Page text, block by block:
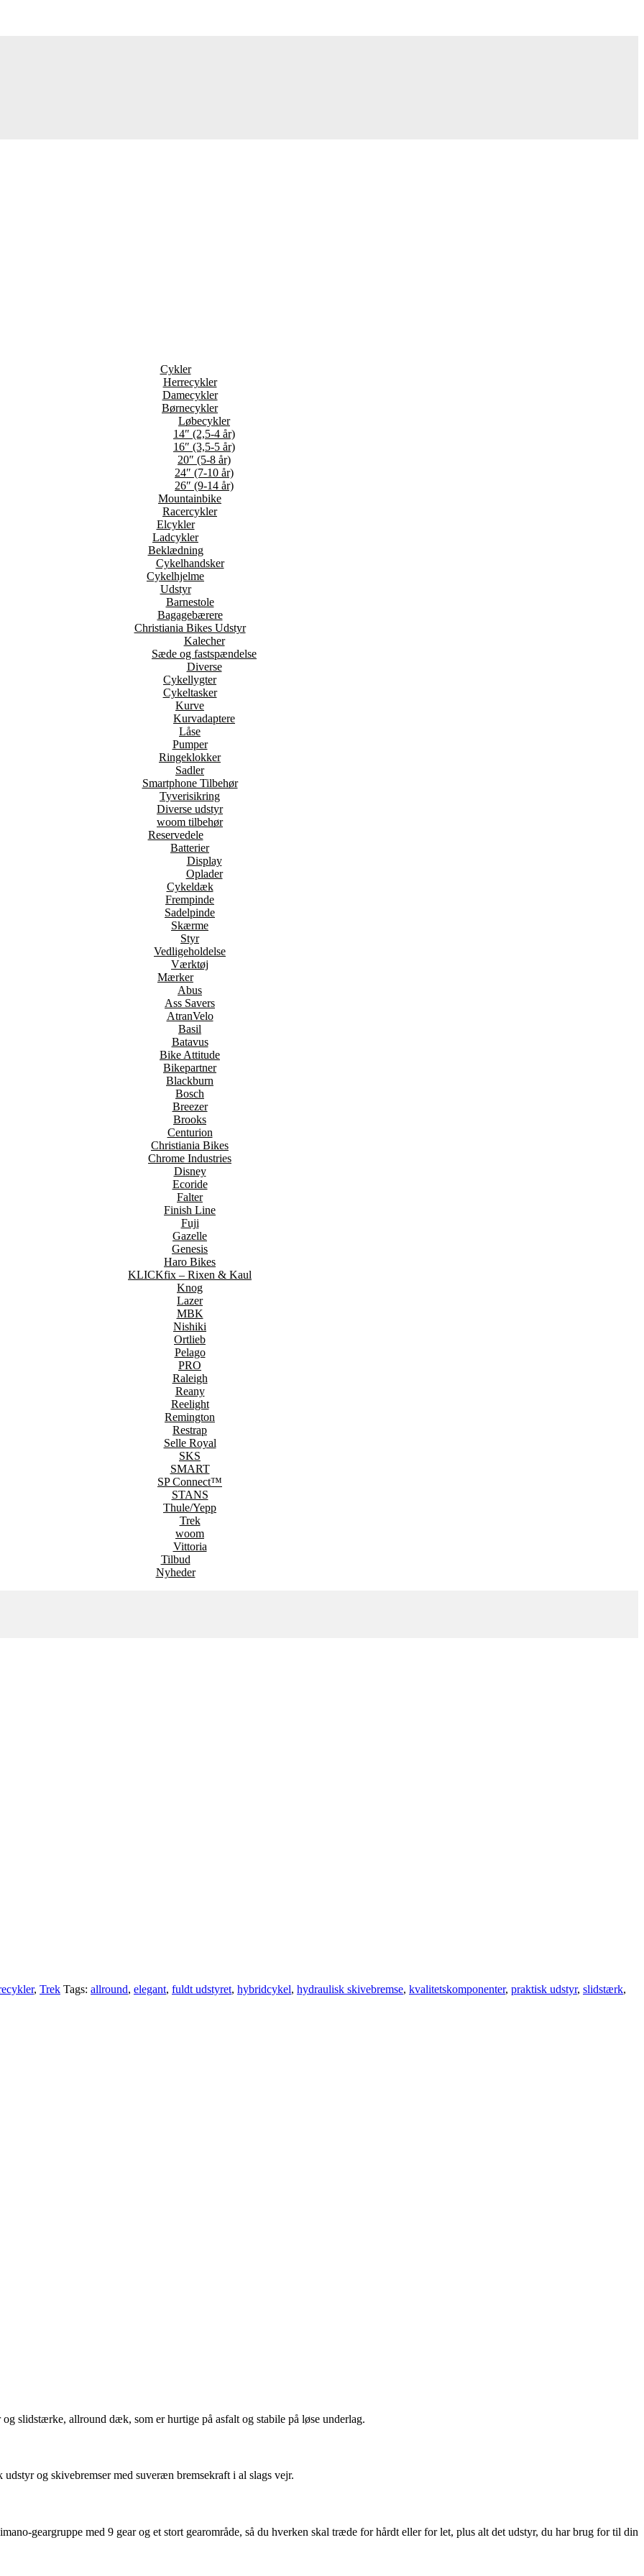
Cykler
Herrecykler
Damecykler
Børnecykler
Løbecykler
14″ (2,5-4 år)
16″ (3,5-5 år)
20″ (5-8 år)
24″ (7-10 år)
26″ (9-14 år)
Mountainbike
Racercykler
Elcykler
Ladcykler
Beklædning
Cykelhandsker
Cykelhjelme
Udstyr
Barnestole
Bagagebærere
Christiania Bikes Udstyr
Kalecher
Sæde og fastspændelse
Diverse
Cykellygter
Cykeltasker
Kurve
Kurvadaptere
Låse
Pumper
Ringeklokker
Sadler
Smartphone Tilbehør
Tyverisikring
Diverse udstyr
woom tilbehør
Reservedele
Batterier
Display
Oplader
Cykeldæk
Frempinde
Sadelpinde
Skærme
Styr
Vedligeholdelse
Værktøj
Mærker
Abus
Ass Savers
AtranVelo
Basil
Batavus
Bike Attitude
Bikepartner
Blackburn
Bosch
Breezer
Brooks
Centurion
Christiania Bikes
Chrome Industries
Disney
Ecoride
Falter
Finish Line
Fuji
Gazelle
Genesis
Haro Bikes
KLICKfix – Rixen & Kaul
Knog
Lazer
MBK
Nishiki
Ortlieb
Pelago
PRO
Raleigh
Reany
Reelight
Remington
Restrap
Selle Royal
SKS
SMART
SP Connect™
STANS
Thule/Yepp
Trek
woom
Vittoria
Tilbud
Nyheder
, Trek Tags: allround, elegant, fuldt udstyret, hybridcykel, hydraulisk skivebremse, kvalitetskomponenter, praktisk udstyr, slidstærk,
slidstærke, allround dæk, som er hurtige på asfalt og stabile på løse underlag.
og skivebremser med suveræn bremsekraft i al slags vejr.
geargruppe med 9 gear og et stort gearområde, så du hverken skal træde for hårdt eller for let, plus alt det udstyr, du har brug for til din